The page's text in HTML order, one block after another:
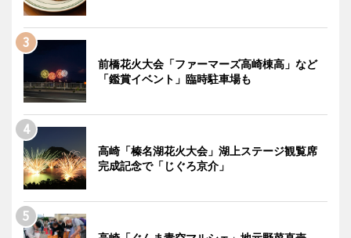
前橋花火大会「ファーマーズ高崎棟高」など
「鑑賞イベント」臨時駐車場も
高崎「榛名湖花火大会」湖上ステージ観覧席
完成記念で「じぐろ京介」